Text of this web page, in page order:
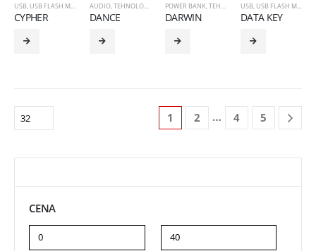
USB, USB FLASH MEMORIJA
CYPHER
AUDIO,TEHNOLOGIJA
DANCE
POWER BANK,TEHNOLOGIJA
DARWIN
USB, USB FLASH MEMORIJA
DATA KEY
1 2 … 4 5
CENA